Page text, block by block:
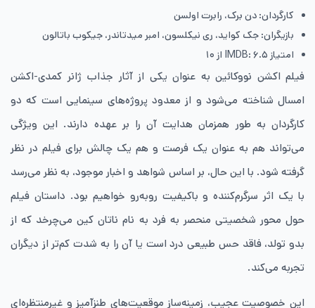
کارگردان: دن برک، رابرت اولسن
بازیگران: جک کواید، ری نیکلسون، امبر میدتاندر، جیکوب باتالون
امتیاز IMDB: ۶.۵ از ۱۰
فیلم اکشن نووکائین به عنوان یکی از آثار جذاب ژانر کمدی-اکشن
امسال شناخته می‌شود و از معدود پروژه‌های سینمایی است که دو
کارگردان به‌ طور همزمان هدایت آن را بر عهده دارند. این ویژگی
می‌تواند هم به عنوان یک فرصت و هم یک چالش برای فیلم در نظر
گرفته شود. با این حال، بر اساس شواهد و اخبار موجود، به نظر می‌رسد
با یک اثر سرگرم‌کننده و باکیفیت روبه‌رو خواهیم بود. داستان فیلم
حول محور شخصیتی منحصر به فرد به نام ناتان کین می‌چرخد که از
بدو تولد، فاقد حس طبیعی درد است یا آن را به شدت کم‌تر از دیگران
تجربه می‌کند.
این خصوصیت عجیب، زمینه‌ساز موقعیت‌های طنزآمیز و غیرمنتظره‌ای